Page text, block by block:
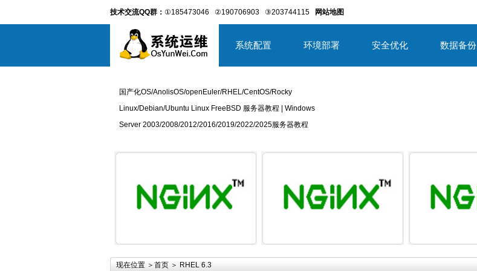
技术交流QQ群： ①185473046 ②190706903 ③203744115 网站地图
系统配置 环境部署 安全优化 数据备份
国产化OS/AnolisOS/openEuler/RHEL/CentOS/Rocky
Linux/Debian/Ubuntu Linux FreeBSD 服务器教程 | Windows
Server 2003/2008/2012/2016/2019/2022/2025服务器教程
现在位置 ＞ 首页 ＞ RHEL 6.3